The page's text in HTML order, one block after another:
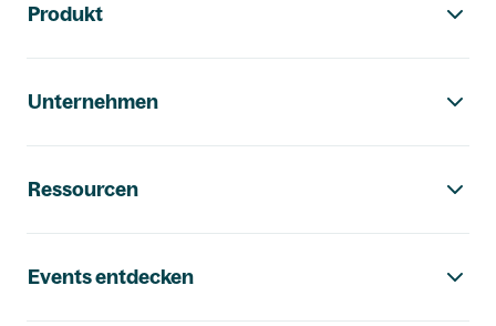
Produkt
Unternehmen
Ressourcen
Events entdecken